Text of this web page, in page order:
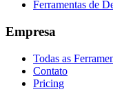
Ferramentas de
Empresa
Todas as
Contato
Pricing